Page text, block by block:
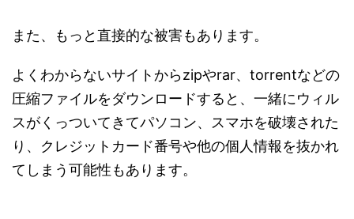
また、もっと直接的な被害もあります。
よくわからないサイトからzipやrar、torrentなどの
圧縮ファイルをダウンロードすると、一緒にウィル
スがくっついてきてパソコン、スマホを破壊された
り、クレジットカード番号や他の個人情報を抜かれ
てしまう可能性もあります。